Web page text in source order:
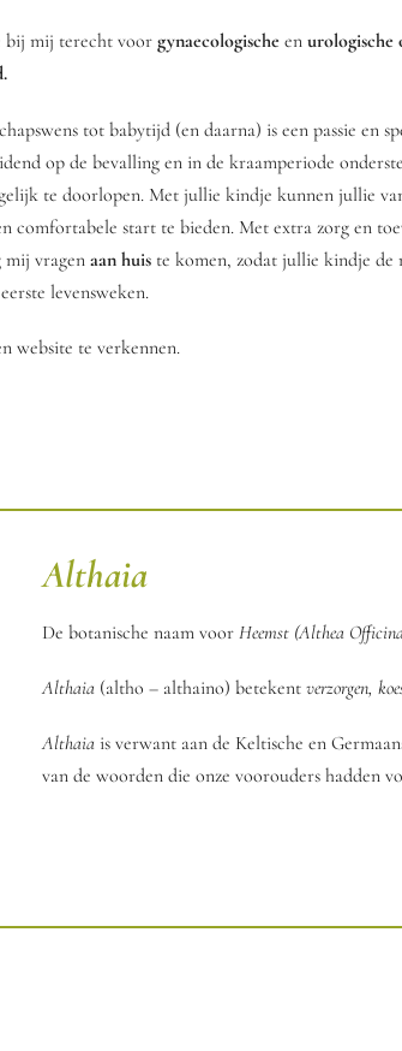
bij mij terecht voor gynaecologische en urologische
tot babytijd (en daarna) is een passie en
op de bevalling en in de kraamperiode
te doorlopen. Met jullie kindje kunnen jullie
comfortabele start te bieden. Met extra zorg en
mij vragen aan huis te komen, zodat jullie kindje de
levensweken.
website te verkennen.
Althaia
De botanische naam voor Heemst (Althea
Althaia (altho – althaino) betekent verzorgen,
Althaia is verwant aan de Keltische en
van de woorden die onze voorouders hadden